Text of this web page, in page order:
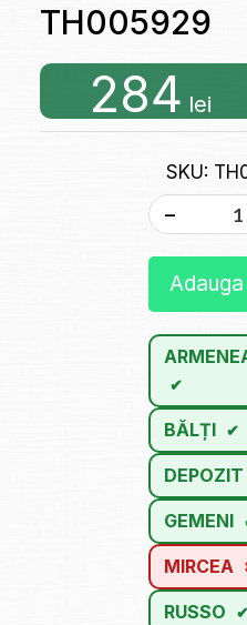
TH005929
284 lei
SKU:
-
BĂLȚI
DEPOZIT
GEMENI
MIRCEA
RUSSO